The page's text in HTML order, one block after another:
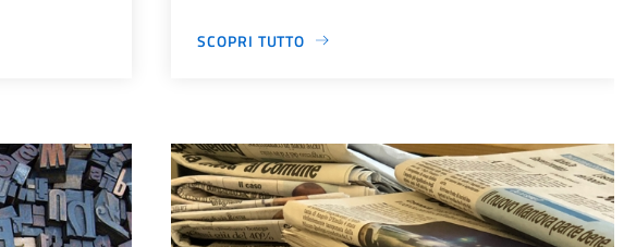
SCOPRI TUTTO